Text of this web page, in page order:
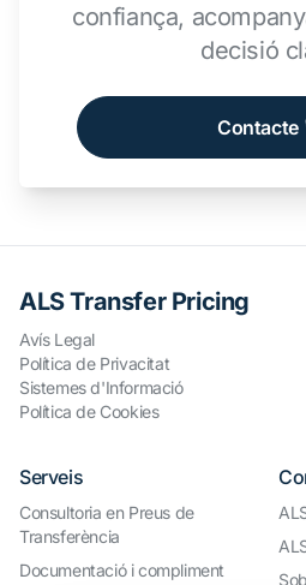
confiança,
decisió
Contacte
ALS Transfer Pricing
Avís Legal
Política de Privacitat
Sistemes d'Informació
Política de Cookies
Serveis
Consultoria en Preus de
Transferència
Documentació i compliment